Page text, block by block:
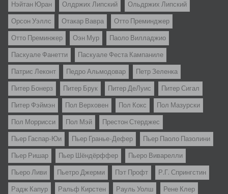
Нэйтан Юран Олдржих Липский Ольдржих Липский
Орсон Уэллс Отакар Вавра Отто Преминджер
Отто Преминжер Оэн Мур Паоло Вилладжио
Паскуале Фанетти Паскуале Феста Кампаниле
Патрис Леконт Педро Альмодовар Петр Зеленка
Питер Бонерз Питер Брук Питер ДеЛуис Питер Сигал
Питер Фэймэн Пол Верховен Пол Кокс Пол Мазурски
Пол Моррисси Пол Мэй Престон Стерджес
Пьер Гаспар-Юи Пьер Гранье-Дефер Пьер Паоло Пазолини
Пьер Ришар Пьер Шёндёрффер Пьеро Виварелли
Пьеро Ливи Пьетро Джерми Пэт Профт Р.Г. Спрингстин
Радж Капур Ральф Кирстен Рауль Уолш Рене Клер